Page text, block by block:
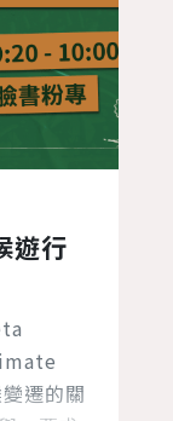
遊行
遷的關